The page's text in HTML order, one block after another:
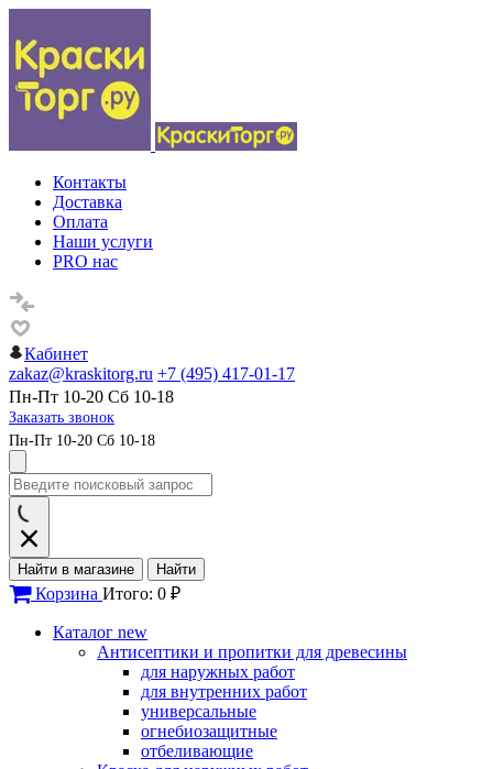
Контакты
Доставка
Оплата
Наши услуги
PRO нас
Кабинет
zakaz@kraskitorg.ru +7 (495) 417-01-17
Пн-Пт 10-20 Сб 10-18
Заказать звонок
Пн-Пт 10-20 Сб 10-18
Найти в магазине Найти
Корзина Итого: 0 ₽
Каталог new
Антисептики и пропитки для древесины
для наружных работ
для внутренних работ
универсальные
огнебиозащитные
отбеливающие